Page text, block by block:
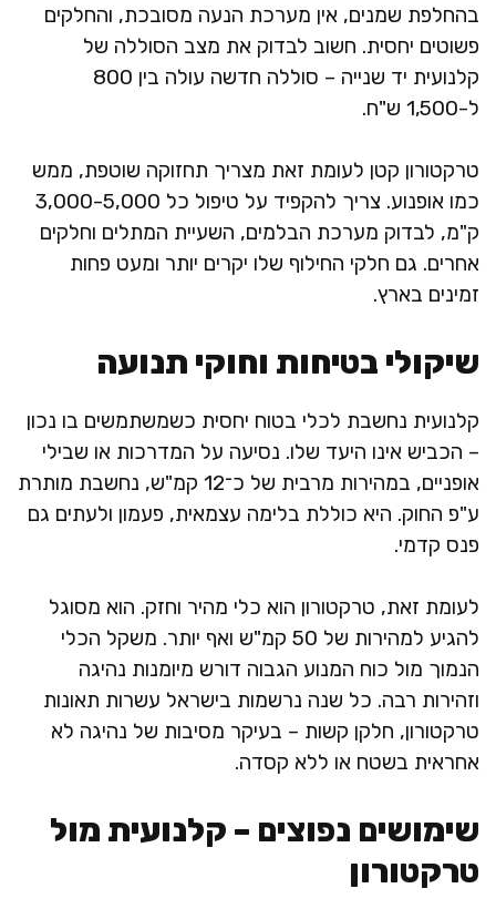
בהחלפת שמנים, אין מערכת הנעה מסובכת, והחלקים
פשוטים יחסית. חשוב לבדוק את מצב הסוללה של
קלנועית יד שנייה – סוללה חדשה עולה בין 800
ל-1,500 ש"ח.
טרקטורון קטן לעומת זאת מצריך תחזוקה שוטפת, ממש
כמו אופנוע. צריך להקפיד על טיפול כל 3,000-5,000
ק"מ, לבדוק מערכת הבלמים, השעיית המתלים וחלקים
אחרים. גם חלקי החילוף שלו יקרים יותר ומעט פחות
זמינים בארץ.
שיקולי בטיחות וחוקי תנועה
קלנועית נחשבת לכלי בטוח יחסית כשמשתמשים בו נכון
– הכביש אינו היעד שלו. נסיעה על המדרכות או שבילי
אופניים, במהירות מרבית של כ־12 קמ"ש, נחשבת מותרת
ע"פ החוק. היא כוללת בלימה עצמאית, פעמון ולעתים גם
פנס קדמי.
לעומת זאת, טרקטורון הוא כלי מהיר וחזק. הוא מסוגל
להגיע למהירות של 50 קמ"ש ואף יותר. משקל הכלי
הנמוך מול כוח המנוע הגבוה דורש מיומנות נהיגה
וזהירות רבה. כל שנה נרשמות בישראל עשרות תאונות
טרקטורון, חלקן קשות – בעיקר מסיבות של נהיגה לא
אחראית בשטח או ללא קסדה.
שימושים נפוצים – קלנועית מול
טרקטורון